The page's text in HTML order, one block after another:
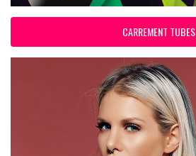
CARREMENT TUBES